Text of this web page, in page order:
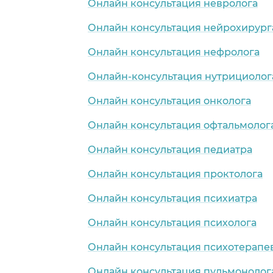
Онлайн консультация невролога
Онлайн консультация
Онлайн консультация нефролога
Онлайн-консультация
Онлайн консультация онколога
Онлайн консультация
Онлайн консультация педиатра
Онлайн консультация проктолога
Онлайн консультация психиатра
Онлайн консультация психолога
Онлайн консультация